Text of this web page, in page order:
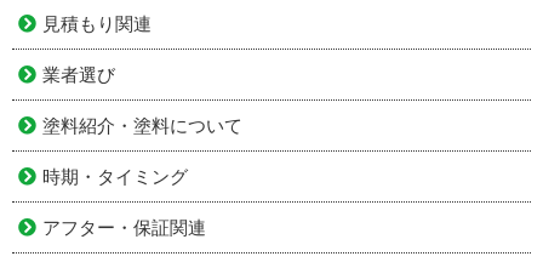
見積もり関連
業者選び
塗料紹介・塗料について
時期・タイミング
アフター・保証関連